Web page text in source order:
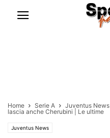
Home Serie A Juventus News
lascia anche Cherubini | Le ultime
Juventus News